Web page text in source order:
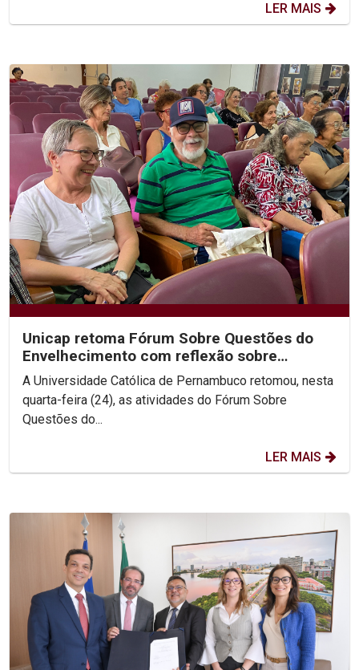
LER MAIS
Unicap retoma Fórum Sobre Questões do
Envelhecimento com reflexão sobre
Ecologia Integral
A Universidade Católica de Pernambuco retomou, nesta
quarta-feira (24), as atividades do Fórum Sobre
Questões do...
LER MAIS